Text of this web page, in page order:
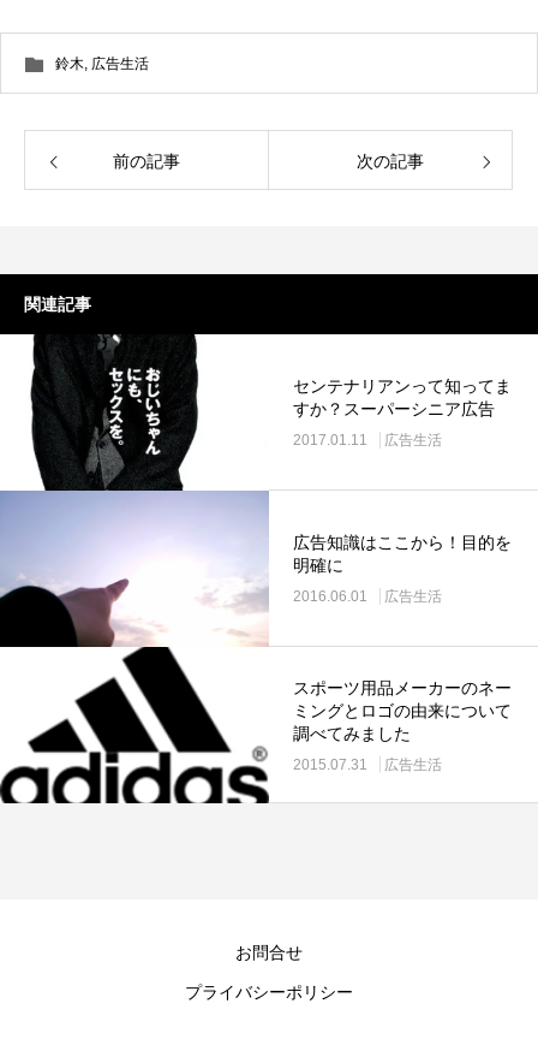
鈴木, 広告生活
前の記事 次の記事
関連記事
センテナリアンって知ってま
すか？スーパーシニア広告
2017.01.11 広告生活
広告知識はここから！目的を
明確に
2016.06.01 広告生活
スポーツ用品メーカーのネー
ミングとロゴの由来について
調べてみました
2015.07.31 広告生活
お問合せ
プライバシーポリシー